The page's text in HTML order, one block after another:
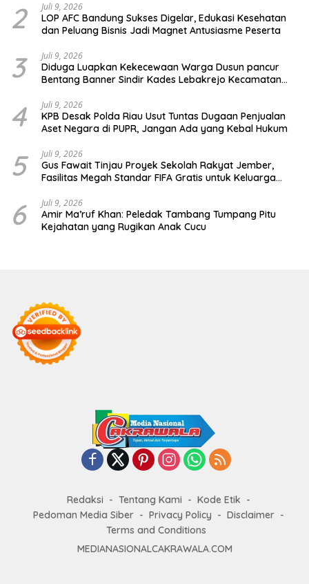
2 Juli 9, 2026
LOP AFC Bandung Sukses Digelar, Edukasi Kesehatan
dan Peluang Bisnis Jadi Magnet Antusiasme Peserta
3 Juli 9, 2026
Diduga Luapkan Kekecewaan Warga Dusun pancur
Bentang Banner Sindir Kades Lebakrejo Kecamatan
4 Juli 9, 2026
KPB Desak Polda Riau Usut Tuntas Dugaan Penjualan
Aset Negara di PUPR, Jangan Ada yang Kebal Hukum
5 Juli 9, 2026
Gus Fawait Tinjau Proyek Sekolah Rakyat Jember,
Fasilitas Megah Standar FIFA Gratis untuk Keluarga
6 Juli 9, 2026
Amir Ma’ruf Khan: Peledak Tambang Tumpang Pitu
Kejahatan yang Rugikan Anak Cucu
Redaksi Tentang Kami
Kode Etik
Pedoman Media Siber
Privacy Policy
Disclaimer
Terms and Conditions
MEDIANASIONALCAKRAWALA.COM